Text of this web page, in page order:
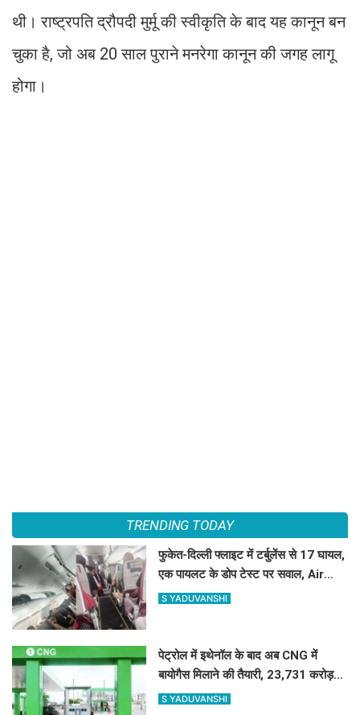
थी। राष्ट्रपति द्रौपदी मुर्मू की स्वीकृति के बाद यह कानून बन
चुका है, जो अब 20 साल पुराने मनरेगा कानून की जगह लागू
होगा।
TRENDING TODAY
फुकेत-दिल्ली फ्लाइट में टर्बुलेंस से 17 घायल,
एक पायलट के डोप टेस्ट पर सवाल, Air
India ने क्या कहा?
S YADUVANSHI
पेट्रोल में इथेनॉल के बाद अब CNG में
बायोगैस मिलाने की तैयारी, 23,731 करोड़
की योजना को मंजूरी
S YADUVANSHI